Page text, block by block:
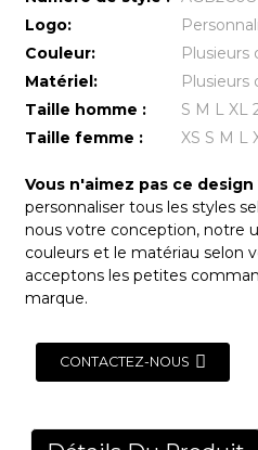
Logo:
Couleur:
Plusieurs
Matériel:
Plusieurs
Taille homme :
S M L XL
Taille femme :
XS S M L
Vous n'aimez pas ce design
personnaliser tous les styles
nous votre conception, notre
couleurs et le matériau selon
acceptons les petites
marque.
CONTACTEZ-NOUS